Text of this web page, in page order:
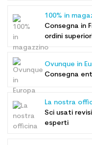
100% in
Consegna in
ordini
Ovunque in
Consegna
La nostra
Sci usati
esperti